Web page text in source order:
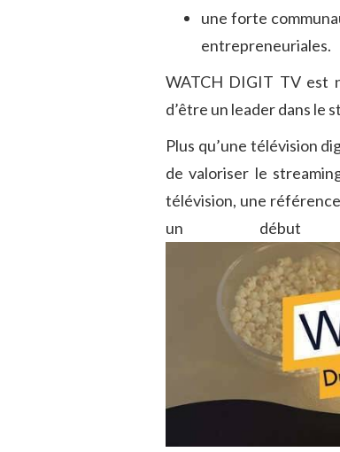
une forte
entrepreneuriales.
WATCH DIGIT TV est
d’être un leader dans le
Plus qu’une télévision
de valoriser le
télévision, une
un